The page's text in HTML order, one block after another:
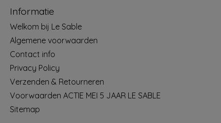
Informatie
Welkom bij Le Sable
Algemene voorwaarden
Contact info
Privacy Policy
Verzenden & Retourneren
Voorwaarden ACTIE MEI 5 JAAR LE SABLE
Sitemap